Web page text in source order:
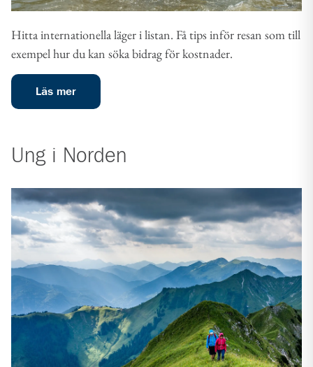
Hitta internationella läger i listan. Få tips inför resan som till
exempel hur du kan söka bidrag för kostnader.
Läs mer
Ung i Norden